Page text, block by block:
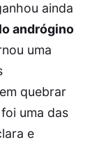
ainda
andrógino
uma
quebrar
uma das
e